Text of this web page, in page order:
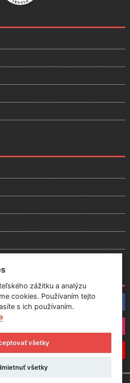
zážitku a analýzu
cookies. Používaním tejto
s ich používaním.
všetky
všetky